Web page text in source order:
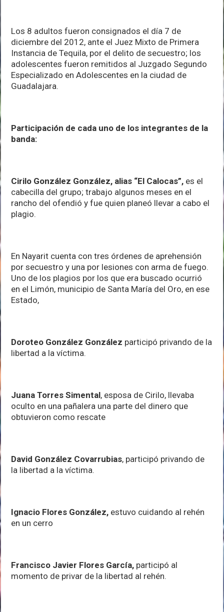
Los 8 adultos fueron consignados el día 7 de
diciembre del 2012, ante el Juez Mixto de Primera
Instancia de Tequila, por el delito de secuestro; los
adolescentes fueron remitidos al Juzgado Segundo
Especializado en Adolescentes en la ciudad de
Guadalajara.
Participación de cada uno de los integrantes de la
banda:
Cirilo González González, alias “El Calocas”, es el
cabecilla del grupo; trabajo algunos meses en el
rancho del ofendió y fue quien planeó llevar a cabo el
plagio.
En Nayarit cuenta con tres órdenes de aprehensión
por secuestro y una por lesiones con arma de fuego.
Uno de los plagios por los que era buscado ocurrió
en el Limón, municipio de Santa María del Oro, en ese
Estado,
Doroteo González González participó privando de la
libertad a la víctima.
Juana Torres Simental, esposa de Cirilo, llevaba
oculto en una pañalera una parte del dinero que
obtuvieron como rescate
David González Covarrubias, participó privando de
la libertad a la víctima.
Ignacio Flores González, estuvo cuidando al rehén
en un cerro
Francisco Javier Flores García, participó al
momento de privar de la libertad al rehén.